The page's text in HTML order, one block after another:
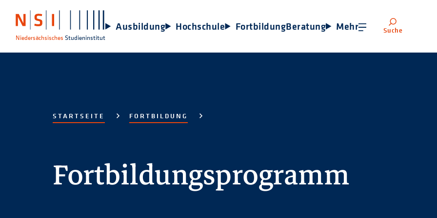
Niedersächsisches Studieninstitut
Ausbildung Hochschule FortbildungBeratung Mehr Suche
STARTSEITE FORTBILDUNG
Fortbildungsprogramm